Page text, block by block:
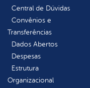
Central de Dúvidas
Convênios e
Transferências
Dados Abertos
Despesas
Estrutura
Organizacional